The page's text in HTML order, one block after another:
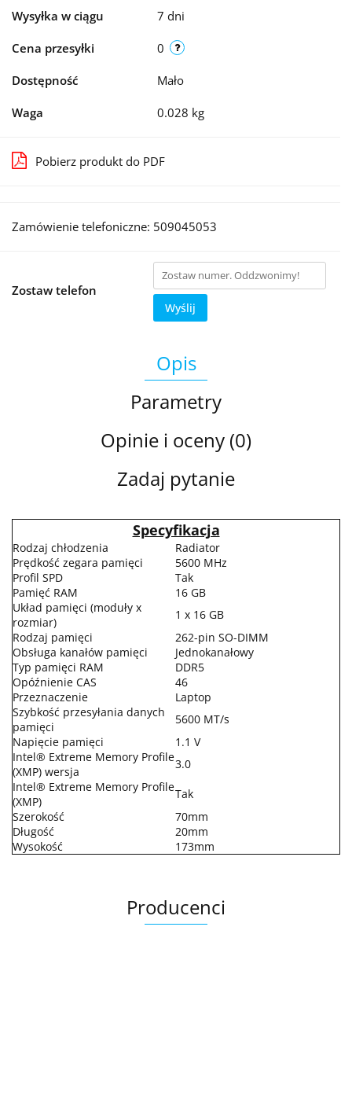
Wysyłka w ciągu 7 dni
Cena przesyłki 0
Dostępność Mało
Waga 0.028 kg
Pobierz produkt do PDF
Zamówienie telefoniczne: 509045053
Zostaw telefon
Wyślij
Opis
Parametry
Opinie i oceny (0)
Zadaj pytanie
Specyfikacja
Rodzaj chłodzenia
Radiator
Prędkość zegara pamięci
5600 MHz
Profil SPD
Tak
Pamięć RAM
16 GB
Układ pamięci (moduły x
rozmiar)
1 x 16 GB
Rodzaj pamięci
262-pin SO-DIMM
Obsługa kanałów pamięci
Jednokanałowy
Typ pamięci RAM
DDR5
Opóźnienie CAS
46
Przeznaczenie
Laptop
Szybkość przesyłania danych
pamięci
5600 MT/s
Napięcie pamięci
1.1 V
Intel® Extreme Memory Profile
(XMP) wersja
3.0
Intel® Extreme Memory Profile
(XMP)
Tak
Szerokość
70mm
Długość
20mm
Wysokość
173mm
Producenci